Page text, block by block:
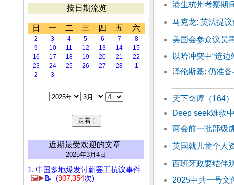
按日期流览
日 一 二 三 四 五 六
2 3 4 5 6 7
8
9
10 11 12 13 14
15
16
17 18 19 20 21
22
23
24 25 26 27 28
1
2
3
近期最受欢迎的文章
2025年3月4日
1. 中国多地爆发讨薪罢工抗议事件
🖼️▶️📝 (907,354次)
港生杭州考察期
马克龙: 英法提
美国会参众议员
以哈冲突中“选
泽伦斯基: 仍准
天下奇谭（164
Deep seek难救
两会前一批部级
英国就儿童个人
西班牙政要结伴
2025中共一号文